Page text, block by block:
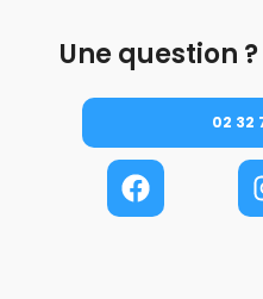
Une question
02 32